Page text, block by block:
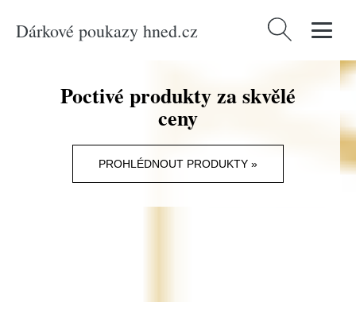
Dárkové poukazy hned.cz Vyhledávání
Poctivé produkty za skvělé
ceny
PROHLÉDNOUT PRODUKTY »